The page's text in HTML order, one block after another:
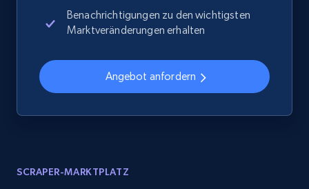
Benachrichtigungen zu den wichtigsten
Marktveränderungen erhalten
Angebot anfordern
SCRAPER-MARKTPLATZ